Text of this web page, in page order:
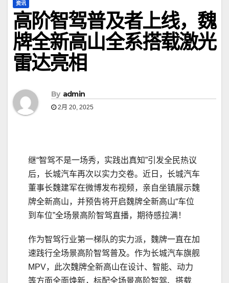
资讯
高阶智驾普及者上线，魏
牌全新高山全系搭载激光
雷达亮相
By admin
2月 20, 2025
继“智驾不是一场秀，实践出真知”引发全民热议
后，长城汽车再次以实力交卷。近日，长城汽车
董事长魏建军在微博发布视频，亲自坐镇展示魏
牌全新高山，并预告将开启魏牌全新高山“车位
到车位”全场景高阶智驾直播，期待感拉满！
作为智驾行业第一梯队的实力派，魏牌一直在加
速践行全场景高阶智驾普及。作为长城汽车旗舰
MPV，此次魏牌全新高山在设计、智能、动力
等方面全面焕新，标配全场景高阶智驾、搭载